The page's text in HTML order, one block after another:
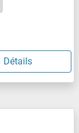
Détails